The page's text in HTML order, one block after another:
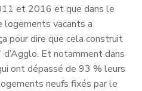
et 2016 et que dans le
logements vacants a
pour dire que cela construit
d’Agglo. Et notamment dans
ont dépassé de 93 % leurs
neufs fixés par le